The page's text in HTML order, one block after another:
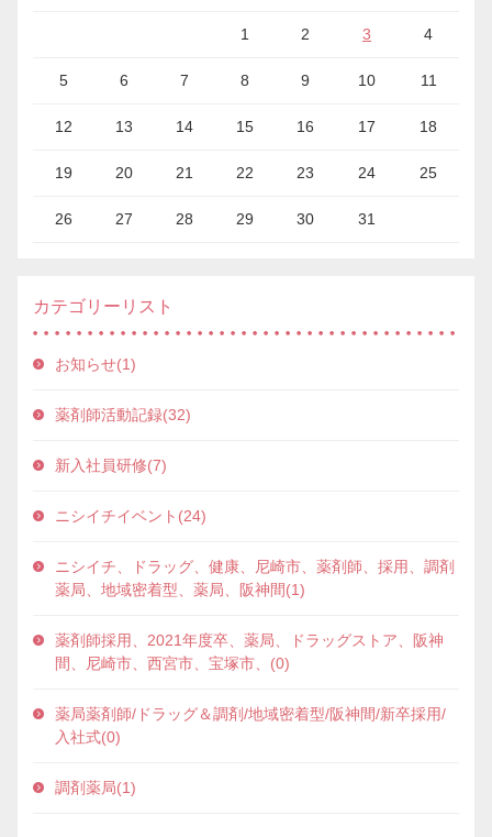
1 2 3 4
5 6 7 8 9 10 11
12 13 14 15 16 17 18
19 20 21 22 23 24 25
26 27 28 29 30 31
カテゴリーリスト
お知らせ(1)
薬剤師活動記録(32)
新入社員研修(7)
ニシイチイベント(24)
ニシイチ、ドラッグ、健康、尼崎市、薬剤師、採用、調剤
薬局、地域密着型、薬局、阪神間(1)
薬剤師採用、2021年度卒、薬局、ドラッグストア、阪神
間、尼崎市、西宮市、宝塚市、(0)
薬局薬剤師/ドラッグ＆調剤/地域密着型/阪神間/新卒採用/
入社式(0)
調剤薬局(1)